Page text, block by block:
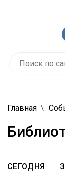
Главная
СЕГОДНЯ